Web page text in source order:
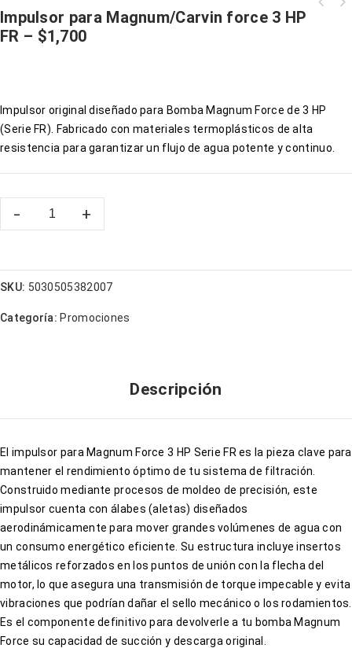
Impulsor para Magnum/Carvin force 3 HP
FR – $1,700
Impulsor original diseñado para Bomba Magnum Force de 3 HP
(Serie FR). Fabricado con materiales termoplásticos de alta
resistencia para garantizar un flujo de agua potente y continuo.
SKU: 5030505382007
Categoría: Promociones
Descripción
El impulsor para Magnum Force 3 HP Serie FR es la pieza clave para
mantener el rendimiento óptimo de tu sistema de filtración.
Construido mediante procesos de moldeo de precisión, este
impulsor cuenta con álabes (aletas) diseñados
aerodinámicamente para mover grandes volúmenes de agua con
un consumo energético eficiente. Su estructura incluye insertos
metálicos reforzados en los puntos de unión con la flecha del
motor, lo que asegura una transmisión de torque impecable y evita
vibraciones que podrían dañar el sello mecánico o los rodamientos.
Es el componente definitivo para devolverle a tu bomba Magnum
Force su capacidad de succión y descarga original.